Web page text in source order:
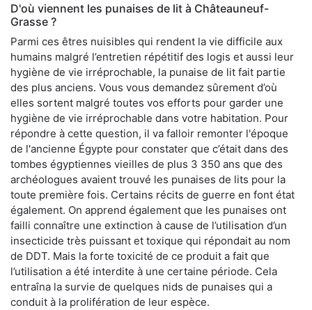
D'où viennent les punaises de lit à Châteauneuf-
Grasse ?
Parmi ces êtres nuisibles qui rendent la vie difficile aux
humains malgré l’entretien répétitif des logis et aussi leur
hygiène de vie irréprochable, la punaise de lit fait partie
des plus anciens. Vous vous demandez sûrement d’où
elles sortent malgré toutes vos efforts pour garder une
hygiène de vie irréprochable dans votre habitation. Pour
répondre à cette question, il va falloir remonter l'époque
de l'ancienne Égypte pour constater que c’était dans des
tombes égyptiennes vieilles de plus 3 350 ans que des
archéologues avaient trouvé les punaises de lits pour la
toute première fois. Certains récits de guerre en font état
également. On apprend également que les punaises ont
failli connaître une extinction à cause de l’utilisation d’un
insecticide très puissant et toxique qui répondait au nom
de DDT. Mais la forte toxicité de ce produit a fait que
l’utilisation a été interdite à une certaine période. Cela
entraîna la survie de quelques nids de punaises qui a
conduit à la prolifération de leur espèce.